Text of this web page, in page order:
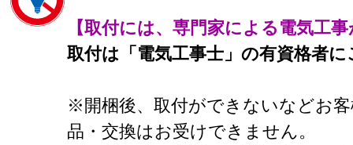
【取付には、専門家による電気工
取付は「電気工事士」の有資格者
※開梱後、取付ができないなどお
品・交換はお受けできません。